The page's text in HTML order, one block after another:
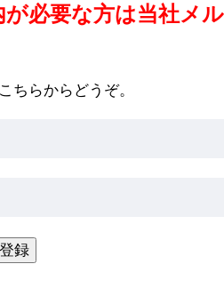
が必要な方は当社メ
ちらからどうぞ。